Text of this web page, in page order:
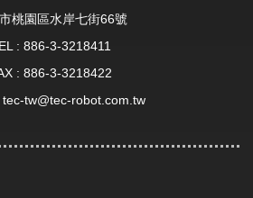
桃園區水岸七街66號
: 886-3-3218411
: 886-3-3218422
tec-tw@tec-robot.com.tw